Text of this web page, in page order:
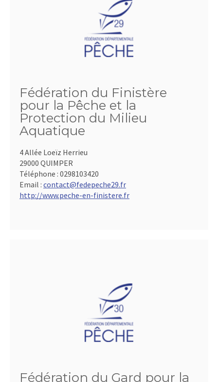
Fédération du Finistère
pour la Pêche et la
Protection du Milieu
Aquatique
4 Allée Loeïz Herrieu
29000 QUIMPER
Téléphone : 0298103420
Email : contact@fedepeche29.fr
http://www.peche-en-finistere.fr
Fédération du Gard pour la